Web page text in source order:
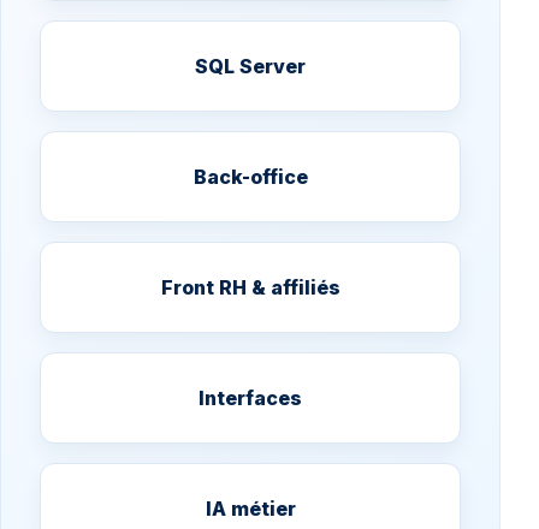
SQL Server
Back-office
Front RH & affiliés
Interfaces
IA métier